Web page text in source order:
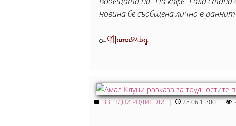
новина бе съобщена лично в
ОтMama24.bg
ЗВЕЗДНИ РОДИТЕЛИ 28.06 15:00